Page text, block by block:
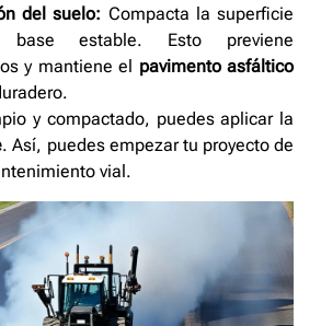
del suelo: Compacta la superficie
estable. Esto previene
y mantiene el pavimento asfáltico
y compactado, puedes aplicar la
. Así, puedes empezar tu proyecto de
vial.